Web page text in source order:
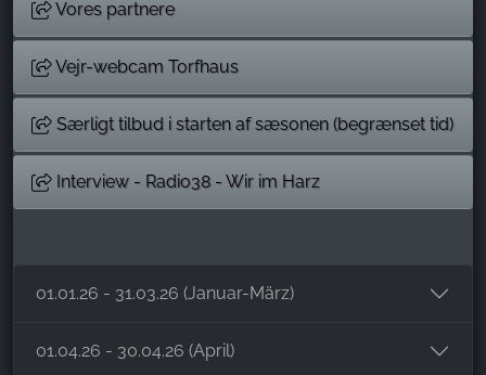
Vores partnere
Vejr-webcam Torfhaus
Særligt tilbud i starten af sæsonen (begrænset tid)
Interview - Radio38 - Wir im Harz
01.01.26 - 31.03.26 (Januar-März)
01.04.26 - 30.04.26 (April)